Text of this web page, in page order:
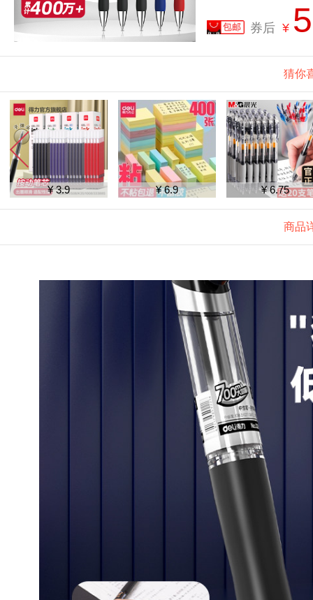
券后 ¥
猜你
¥ 6.9 ¥ 6.75 ¥
商品